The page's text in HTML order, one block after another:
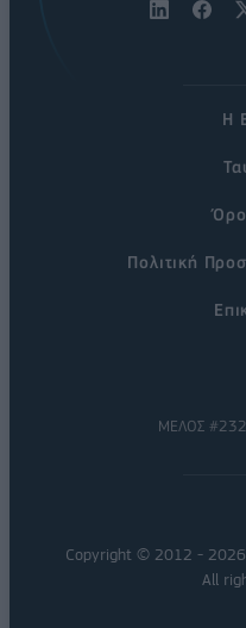
Η
Πολιτική
ΜΕΛΟΣ
Copyright © 2012 - 2026
All